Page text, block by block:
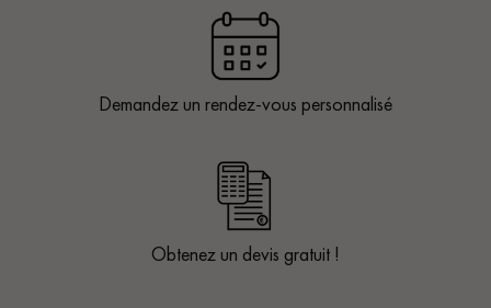
Demandez un rendez-vous personnalisé
Obtenez un devis gratuit !